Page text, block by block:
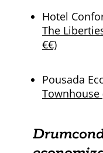
Hotel
The
€€)
Pousada
Townhouse